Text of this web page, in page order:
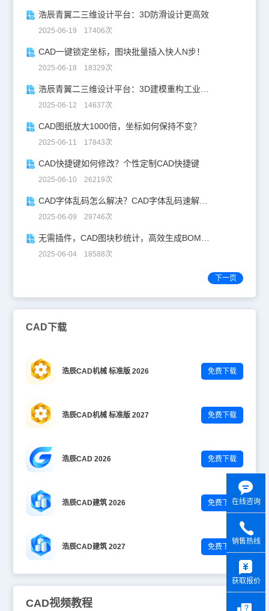
浩辰青翼二三维设计平台：3D防滑设计更高效
2025-06-19 17406次
CAD一键锁定坐标，图块批量插入快人N步！
2025-06-18 18329次
浩辰青翼二三维设计平台：3D建模重构工业美学
2025-06-12 14637次
CAD图纸放大1000倍，坐标如何保持不变？
2025-06-11 17843次
CAD快捷键如何修改？个性定制CAD快捷键
2025-06-10 26219次
CAD字体乱码怎么解决？CAD字体乱码速解指南
2025-06-09 29746次
无需插件，CAD图块秒统计，高效生成BOM表！
2025-06-04 18588次
下一页
CAD下载
浩辰CAD机械 标准版 2026 免费下载
浩辰CAD机械 标准版 2027 免费下载
浩辰CAD 2026 免费下载
浩辰CAD建筑 2026 免费下载
浩辰CAD建筑 2027 免费下载
CAD视频教程
在线咨询
销售热线
获取报价